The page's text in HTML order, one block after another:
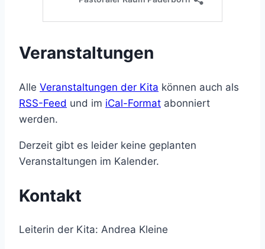
Veranstaltungen
Alle Veranstaltungen der Kita können auch als
RSS-Feed und im iCal-Format abonniert
werden.
Derzeit gibt es leider keine geplanten
Veranstaltungen im Kalender.
Kontakt
Leiterin der Kita: Andrea Kleine